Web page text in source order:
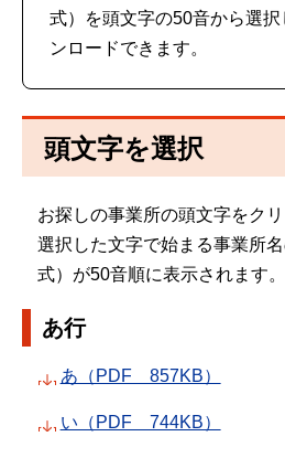
式）を頭文字の50音から選
ンロードできます。
頭文字を選択
お探しの事業所の頭文字をクリ
選択した文字で始まる事業所
式）が50音順に表示されます。
あ行
あ（PDF 857KB）
い（PDF 744KB）